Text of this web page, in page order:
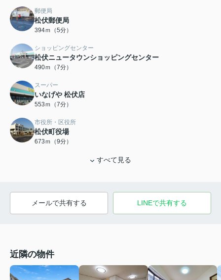
郵便局
松伏郵便局
394ｍ（5分）
ショッピングセンター
松伏ニュータウンショッピングセンター
490ｍ（7分）
スーパー
いなげや 松伏店
553ｍ（7分）
市役所・区役所
松伏町役場
673ｍ（9分）
すべて見る
メールで共有する LINEで共有する
近隣の物件